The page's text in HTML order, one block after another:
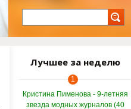
Лучшее за неделю
1
Кристина Пименова - 9-летняя
звезда модных журналов (40